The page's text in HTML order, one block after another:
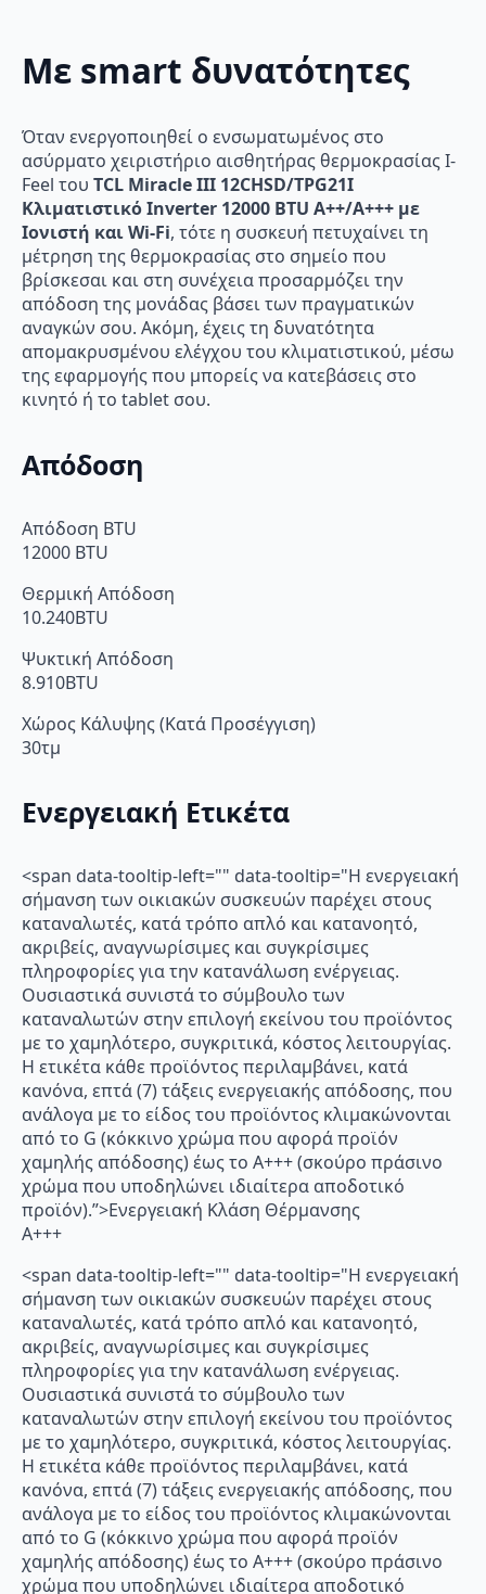
Με smart δυνατότητες
Όταν ενεργοποιηθεί ο ενσωματωμένος στο
ασύρματο χειριστήριο αισθητήρας θερμοκρασίας I-
Feel του TCL Miracle III 12CHSD/TPG21I
Κλιματιστικό Inverter 12000 BTU A++/A+++ με
Ιονιστή και Wi-Fi, τότε η συσκευή πετυχαίνει τη
μέτρηση της θερμοκρασίας στο σημείο που
βρίσκεσαι και στη συνέχεια προσαρμόζει την
απόδοση της μονάδας βάσει των πραγματικών
αναγκών σου. Ακόμη, έχεις τη δυνατότητα
απομακρυσμένου ελέγχου του κλιματιστικού, μέσω
της εφαρμογής που μπορείς να κατεβάσεις στο
κινητό ή το tablet σου.
Απόδοση
Απόδοση BTU
12000 BTU
Θερμική Απόδοση
10.240BTU
Ψυκτική Απόδοση
8.910BTU
Χώρος Κάλυψης (Κατά Προσέγγιση)
30τμ
Ενεργειακή Ετικέτα
<span data-tooltip-left="" data-tooltip="Η ενεργειακή
σήμανση των οικιακών συσκευών παρέχει στους
καταναλωτές, κατά τρόπο απλό και κατανοητό,
ακριβείς, αναγνωρίσιμες και συγκρίσιμες
πληροφορίες για την κατανάλωση ενέργειας.
Ουσιαστικά συνιστά το σύμβουλο των
καταναλωτών στην επιλογή εκείνου του προϊόντος
με το χαμηλότερο, συγκριτικά, κόστος λειτουργίας.
Η ετικέτα κάθε προϊόντος περιλαμβάνει, κατά
κανόνα, επτά (7) τάξεις ενεργειακής απόδοσης, που
ανάλογα με το είδος του προϊόντος κλιμακώνονται
από το G (κόκκινο χρώμα που αφορά προϊόν
χαμηλής απόδοσης) έως το Α+++ (σκούρο πράσινο
χρώμα που υποδηλώνει ιδιαίτερα αποδοτικό
προϊόν).”>Ενεργειακή Κλάση Θέρμανσης
A+++
<span data-tooltip-left="" data-tooltip="Η ενεργειακή
σήμανση των οικιακών συσκευών παρέχει στους
καταναλωτές, κατά τρόπο απλό και κατανοητό,
ακριβείς, αναγνωρίσιμες και συγκρίσιμες
πληροφορίες για την κατανάλωση ενέργειας.
Ουσιαστικά συνιστά το σύμβουλο των
καταναλωτών στην επιλογή εκείνου του προϊόντος
με το χαμηλότερο, συγκριτικά, κόστος λειτουργίας.
Η ετικέτα κάθε προϊόντος περιλαμβάνει, κατά
κανόνα, επτά (7) τάξεις ενεργειακής απόδοσης, που
ανάλογα με το είδος του προϊόντος κλιμακώνονται
από το G (κόκκινο χρώμα που αφορά προϊόν
χαμηλής απόδοσης) έως το Α+++ (σκούρο πράσινο
χρώμα που υποδηλώνει ιδιαίτερα αποδοτικό